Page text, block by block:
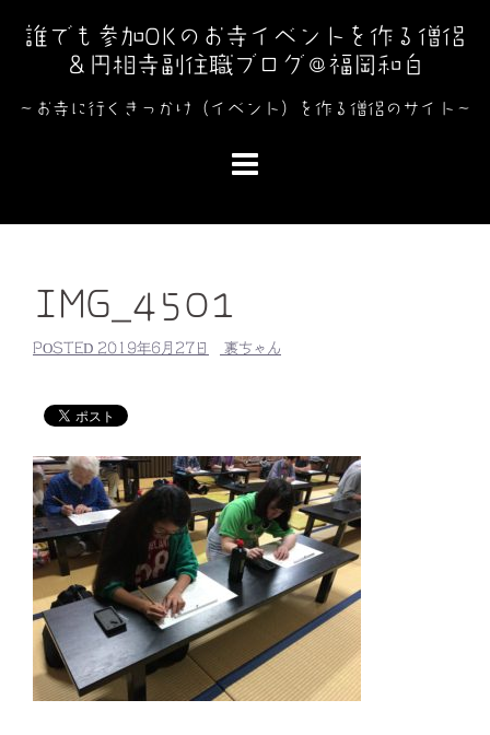
キ
誰でも参加OKのお寺イベントを作る僧侶
＆円相寺副住職ブログ＠福岡和白
～お寺に行くきっかけ（イベント）を作る僧侶のサイト～
IMG_4501
POSTED 2019年6月27日 裏ちゃん